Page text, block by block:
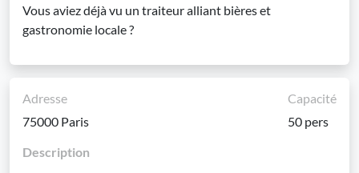
Vous aviez déjà vu un traiteur alliant bières et
gastronomie locale ?
Adresse
75000 Paris
Capacité
50 pers
Description